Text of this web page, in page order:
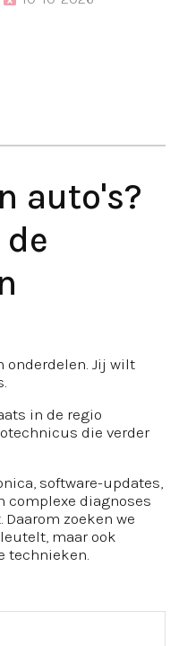
auto's?
onderdelen. Jij wilt
in de regio
die verder
software-updates,
complexe diagnoses
zoeken we
maar ook
technieken.